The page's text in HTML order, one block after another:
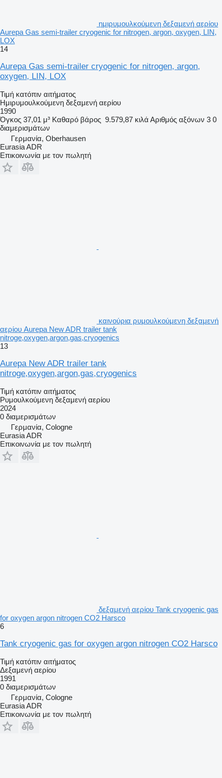
ημιρυμουλκούμενη δεξαμενή αερίου
Aurepa Gas semi-trailer cryogenic for nitrogen, argon, oxygen, LIN,
LOX
14
Aurepa Gas semi-trailer cryogenic for nitrogen, argon,
oxygen, LIN, LOX
Τιμή κατόπιν αιτήματος
Ημιρυμουλκούμενη δεξαμενή αερίου
1990
Όγκος 37,01 μ³ Καθαρό βάρος 9.579,87 κιλά Αριθμός αξόνων 3 0
διαμερισμάτων
Γερμανία, Oberhausen
Eurasia ADR
Επικοινωνία με τον πωλητή
καινούρια ρυμουλκούμενη δεξαμενή
αερίου Aurepa New ADR trailer tank
nitroge,oxygen,argon,gas,cryogenics
13
Aurepa New ADR trailer tank
nitroge,oxygen,argon,gas,cryogenics
Τιμή κατόπιν αιτήματος
Ρυμουλκούμενη δεξαμενή αερίου
2024
0 διαμερισμάτων
Γερμανία, Cologne
Eurasia ADR
Επικοινωνία με τον πωλητή
δεξαμενή αερίου Tank cryogenic gas
for oxygen argon nitrogen CO2 Harsco
6
Tank cryogenic gas for oxygen argon nitrogen CO2 Harsco
Τιμή κατόπιν αιτήματος
Δεξαμενή αερίου
1991
0 διαμερισμάτων
Γερμανία, Cologne
Eurasia ADR
Επικοινωνία με τον πωλητή